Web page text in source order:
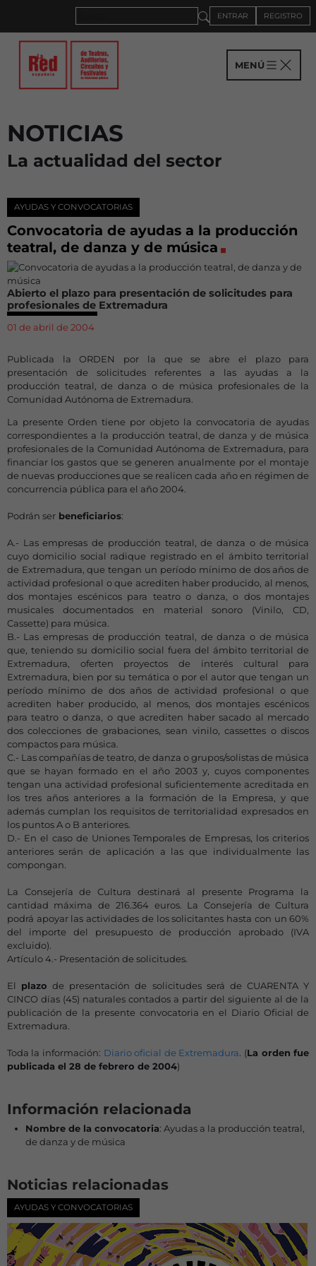
ENTRAR REGISTRO
MENÚ
NOTICIAS
La actualidad del sector
AYUDAS Y CONVOCATORIAS
Convocatoria de ayudas a la producción
teatral, de danza y de música
Abierto el plazo para presentación de solicitudes para
profesionales de Extremadura
01 de abril de 2004
Publicada la ORDEN por la que se abre el plazo para
presentación de solicitudes referentes a las ayudas a la
producción teatral, de danza o de música profesionales de la
Comunidad Autónoma de Extremadura.
La presente Orden tiene por objeto la convocatoria de ayudas
correspondientes a la producción teatral, de danza y de música
profesionales de la Comunidad Autónoma de Extremadura, para
financiar los gastos que se generen anualmente por el montaje
de nuevas producciones que se realicen cada año en régimen de
concurrencia pública para el año 2004.
Podrán serbeneficiarios:
A.- Las empresas de producción teatral, de danza o de música
cuyo domicilio social radique registrado en el ámbito territorial
de Extremadura, que tengan un período mínimo de dos años de
actividad profesional o que acrediten haber producido, al menos,
dos montajes escénicos para teatro o danza, o dos montajes
musicales documentados en material sonoro (Vinilo, CD,
Cassette) para música.
B.- Las empresas de producción teatral, de danza o de música
que, teniendo su domicilio social fuera del ámbito territorial de
Extremadura, oferten proyectos de interés cultural para
Extremadura, bien por su temática o por el autor que tengan un
período mínimo de dos años de actividad profesional o que
acrediten haber producido, al menos, dos montajes escénicos
para teatro o danza, o que acrediten haber sacado al mercado
dos colecciones de grabaciones, sean vinilo, cassettes o discos
compactos para música.
C.- Las compañías de teatro, de danza o grupos/solistas de música
que se hayan formado en el año 2003 y, cuyos componentes
tengan una actividad profesional suficientemente acreditada en
los tres años anteriores a la formación de la Empresa, y que
además cumplan los requisitos de territorialidad expresados en
los puntos A o B anteriores.
D.- En el caso de Uniones Temporales de Empresas, los criterios
anteriores serán de aplicación a las que individualmente las
compongan.
La Consejería de Cultura destinará al presente Programa la
cantidad máxima de 216.364 euros. La Consejería de Cultura
podrá apoyar las actividades de los solicitantes hasta con un 60%
del importe del presupuesto de producción aprobado (IVA
excluido).
Artículo 4.- Presentación de solicitudes.
El plazo de presentación de solicitudes será de CUARENTA Y
CINCO días (45) naturales contados a partir del siguiente al de la
publicación de la presente convocatoria en el Diario Oficial de
Extremadura.
Toda la información: Diario oficial de Extremadura . (La orden fue
publicada el 28 de febrero de 2004)
Información relacionada
Nombre de la convocatoria: Ayudas a la producción teatral,
de danza y de música
Noticias relacionadas
AYUDAS Y CONVOCATORIAS